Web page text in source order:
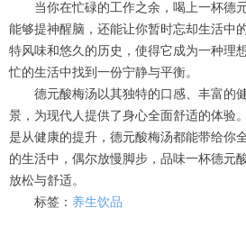
当你在忙碌的工作之余，喝上一杯德元
能够提神醒脑，还能让你暂时忘却生活中
特风味和悠久的历史，使得它成为一种理
忙的生活中找到一份宁静与平衡。
德元酸梅汤以其独特的口感、丰富的
景，为现代人提供了身心全面舒适的体验
是从健康的提升，德元酸梅汤都能带给你
的生活中，偶尔放慢脚步，品味一杯德元
放松与舒适。
标签： 养生饮品